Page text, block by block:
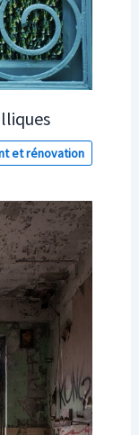
et rénovation